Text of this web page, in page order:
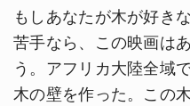
もしあなたが木が好き
苦手なら、この映画は
う。アフリカ大陸全域
木の壁を作った。この